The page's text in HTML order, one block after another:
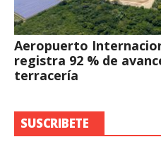
Aeropuerto
registra 92 % de
terracería
SUSCRIBETE